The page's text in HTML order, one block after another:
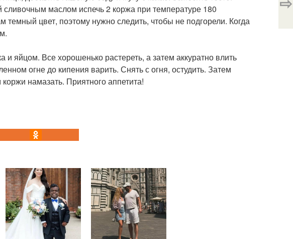
маслом испечь 2 коржа при температуре 180
темный цвет, поэтому нужно следить, чтобы не подгорели. Когда
яйцом. Все хорошенько растереть, а затем аккуратно влить
огне до кипения варить. Снять с огня, остудить. Затем
намазать. Приятного аппетита!